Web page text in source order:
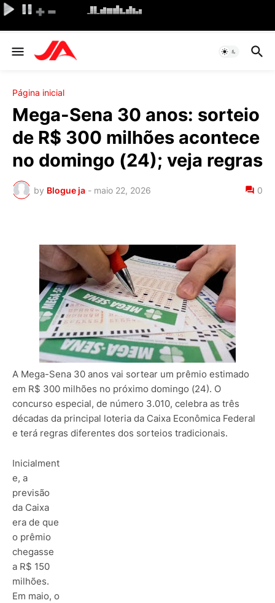
Página inicial
Mega-Sena 30 anos: sorteio
de R$ 300 milhões acontece
no domingo (24); veja regras
by Blogue ja - maio 22, 2026 0
A Mega-Sena 30 anos vai sortear um prêmio estimado
em R$ 300 milhões no próximo domingo (24). O
concurso especial, de número 3.010, celebra as três
décadas da principal loteria da Caixa Econômica Federal
e terá regras diferentes dos sorteios tradicionais.
Inicialment
e, a
previsão
da Caixa
era de que
o prêmio
chegasse
a R$ 150
milhões.
Em maio, o